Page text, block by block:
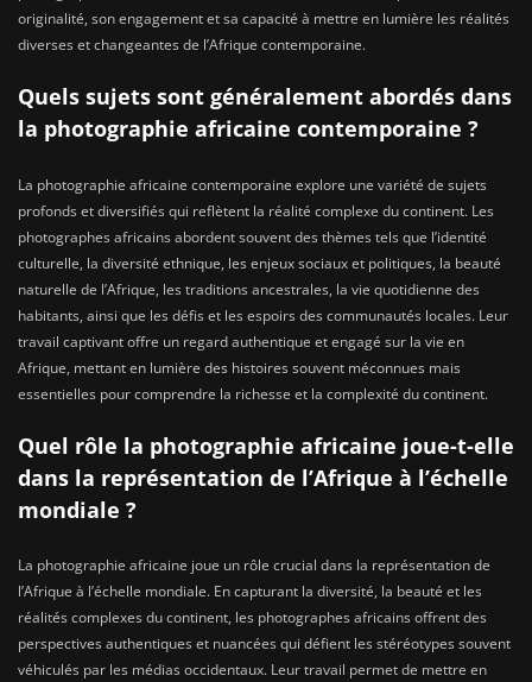
originalité, son engagement et sa capacité à mettre en lumière les réalités
diverses et changeantes de l’Afrique contemporaine.
Quels sujets sont généralement abordés dans
la photographie africaine contemporaine ?
La photographie africaine contemporaine explore une variété de sujets
profonds et diversifiés qui reflètent la réalité complexe du continent. Les
photographes africains abordent souvent des thèmes tels que l’identité
culturelle, la diversité ethnique, les enjeux sociaux et politiques, la beauté
naturelle de l’Afrique, les traditions ancestrales, la vie quotidienne des
habitants, ainsi que les défis et les espoirs des communautés locales. Leur
travail captivant offre un regard authentique et engagé sur la vie en
Afrique, mettant en lumière des histoires souvent méconnues mais
essentielles pour comprendre la richesse et la complexité du continent.
Quel rôle la photographie africaine joue-t-elle
dans la représentation de l’Afrique à l’échelle
mondiale ?
La photographie africaine joue un rôle crucial dans la représentation de
l’Afrique à l’échelle mondiale. En capturant la diversité, la beauté et les
réalités complexes du continent, les photographes africains offrent des
perspectives authentiques et nuancées qui défient les stéréotypes souvent
véhiculés par les médias occidentaux. Leur travail permet de mettre en